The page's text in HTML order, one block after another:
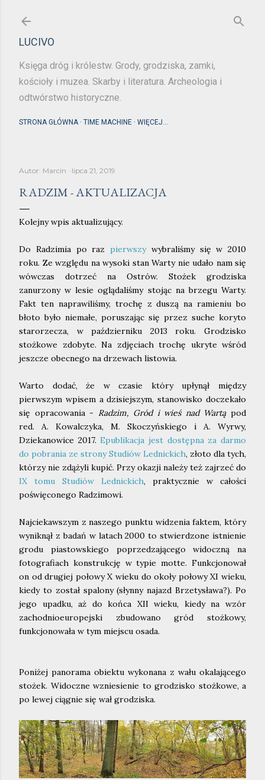
LUCIVO
Księga dróg i królestw. Grody, grodziska, zamki,
kościoły i muzea. Skarby i literatura. Archeologia i
odtwórstwo historyczne.
STRONA GŁÓWNA TIME MACHINE WIĘCEJ…
Autor: Marcin lipca 21, 2019
RADZIM - AKTUALIZACJA
Kolejny wpis aktualizujący.
Do Radzimia po raz pierwszywybraliśmy się w 2010
roku. Ze względu na wysoki stan Warty nie udało nam się
wówczas dotrzeć na Ostrów. Stożek grodziska
zanurzony w lesie oglądaliśmy stojąc na brzegu Warty.
Fakt ten naprawiliśmy, trochę z duszą na ramieniu bo
błoto było niemałe, poruszając się przez suche koryto
starorzecza, w październiku 2013 roku. Grodzisko
stożkowe zdobyte. Na zdjęciach trochę ukryte wśród
jeszcze obecnego na drzewach listowia.
Warto dodać, że w czasie który upłynął między
pierwszym wpisem a dzisiejszym, stanowisko doczekało
się opracowania - Radzim, Gród i wieś nad Wartąpod
red. A. Kowalczyka, M. Skoczyńskiego i A. Wyrwy,
Dziekanowice 2017.Epublikacja jest dostępna za darmo
do pobrania ze strony Studiów Lednickich, złoto dla tych,
którzy nie zdążyli kupić. Przy okazji należy też zajrzeć do
IX tomu Studiów Lednickich, praktycznie w całości
poświęconego Radzimowi.
Najciekawszym z naszego punktu widzenia faktem, który
wyniknął z badań w latach 2000 to stwierdzone istnienie
grodu piastowskiego poprzedzającego widoczną na
fotografiach konstrukcję w typie motte. Funkcjonował
on od drugiej połowy X wieku do okoły połowy XI wieku,
kiedy to został spalony (słynny najazd Brzetysława?). Po
jego upadku, aż do końca XII wieku, kiedy na wzór
zachodnioeuropejski zbudowano gród stożkowy,
funkcjonowała w tym miejscu osada.
Poniżej panorama obiektu wykonana z wału okalającego
stożek. Widoczne wzniesienie to grodzisko stożkowe, a
po lewej ciągnie się wał grodziska.